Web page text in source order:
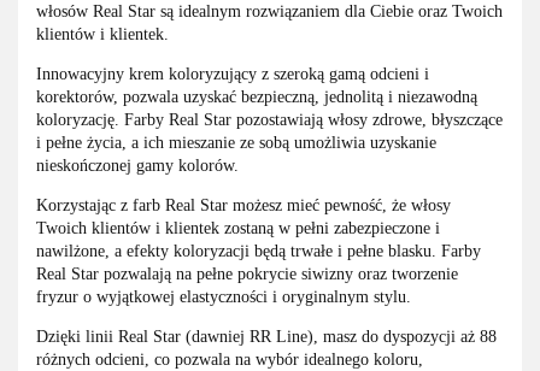
włosów Real Star są idealnym rozwiązaniem dla Ciebie oraz Twoich
klientów i klientek.
Innowacyjny krem koloryzujący z szeroką gamą odcieni i
korektorów, pozwala uzyskać bezpieczną, jednolitą i niezawodną
koloryzację. Farby Real Star pozostawiają włosy zdrowe, błyszczące
i pełne życia, a ich mieszanie ze sobą umożliwia uzyskanie
nieskończonej gamy kolorów.
Korzystając z farb Real Star możesz mieć pewność, że włosy
Twoich klientów i klientek zostaną w pełni zabezpieczone i
nawilżone, a efekty koloryzacji będą trwałe i pełne blasku. Farby
Real Star pozwalają na pełne pokrycie siwizny oraz tworzenie
fryzur o wyjątkowej elastyczności i oryginalnym stylu.
Dzięki linii Real Star (dawniej RR Line), masz do dyspozycji aż 88
różnych odcieni, co pozwala na wybór idealnego koloru,